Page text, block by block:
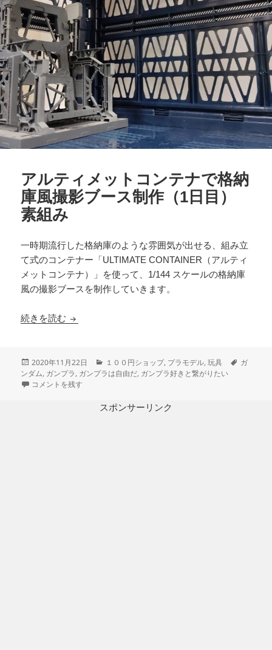
アルティメットコンテナで格納
庫風撮影ブース制作（1日目）
素組み
一時期流行した格納庫のような雰囲気が出せる、組み立
て式のコンテナー「ULTIMATE CONTAINER（アルティ
メットコンテナ）」を使って、1/144 スケールの格納庫
風の撮影ブースを制作していきます。
続きを読む アルティメットコンテナで格納庫風撮影ブース
投
稿
日:
2020年11月22日
カ
テ
ー
１００円ショップ, プラモデル,玩具
タ
ガ
ンダム, ガンプラ, ガンプラは自由だ, ガンプラ好きと繋がりたい
アルティメットコンテナで格納庫風撮影ブース制作（1日目）素組み に
コメントを残す
スポンサーリンク